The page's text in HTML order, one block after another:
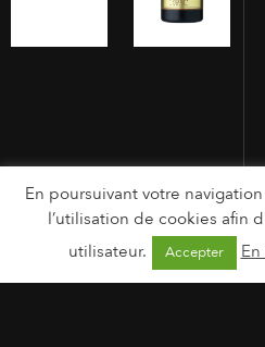
En poursuivant votre
l’utilisation de cookies afin
utilisateur.
Accepter